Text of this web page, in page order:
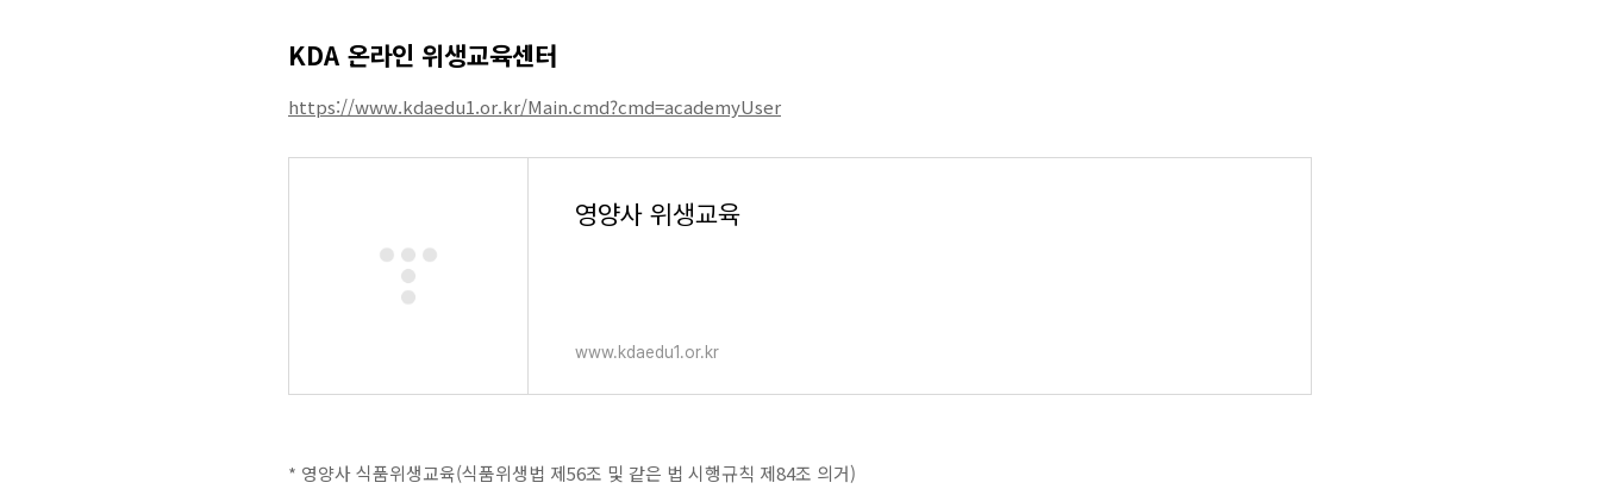
KDA 온라인 위생교육센터
https://www.kdaedu1.or.kr/Main.cmd?cmd=academyUser
영양사 위생교육
www.kdaedu1.or.kr
* 영양사 식품위생교육(식품위생법 제56조 및 같은 법 시행규칙 제84조 의거)